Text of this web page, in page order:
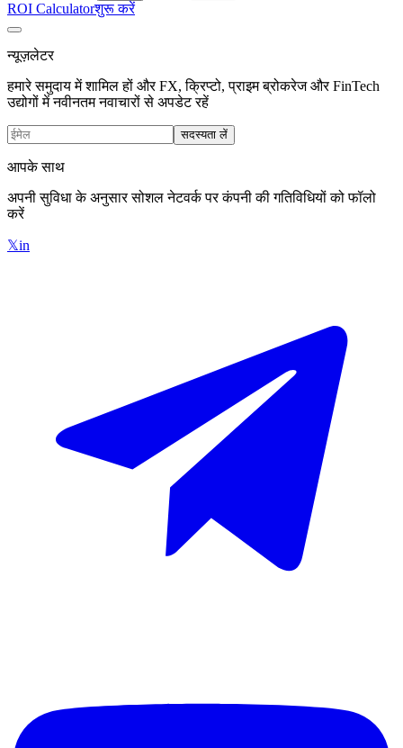
ROI Calculatorशुरू करें
न्यूज़लेटर
हमारे समुदाय में शामिल हों और FX, क्रिप्टो, प्राइम ब्रोकरेज और FinTech
उद्योगों में नवीनतम नवाचारों से अपडेट रहें
सदस्यता लें
आपके साथ
अपनी सुविधा के अनुसार सोशल नेटवर्क पर कंपनी की गतिविधियों को फॉलो
करें
𝕏in